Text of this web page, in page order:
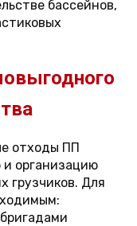
бассейнов,
отходы ПП
и организацию
грузчиков. Для